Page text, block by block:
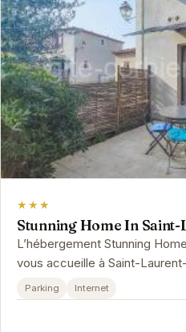
★★★
Stunning Home In
L’hébergement Stunning
vous accueille à Saint-
respectivement 22 km, 27 ...
Parking Internet